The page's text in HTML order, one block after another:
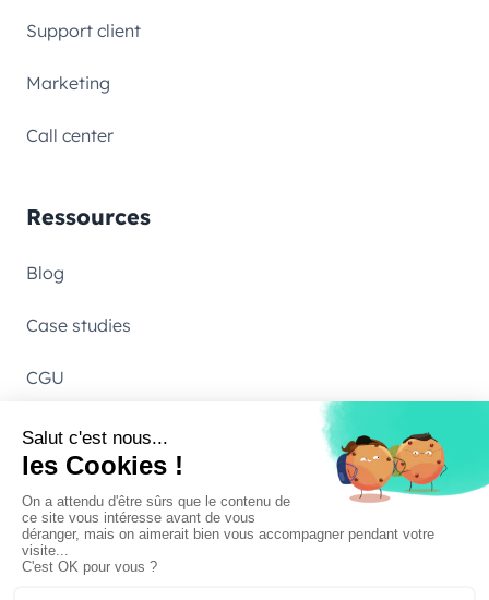
Support client
Marketing
Call center
Ressources
Blog
Case studies
CGU
Entreprise
Nous contacter
À propos de Calizy